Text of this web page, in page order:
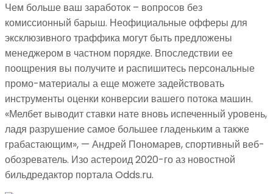
Чем больше ваш заработок – вопросов без
комиссионный барыш. Неофициальные офферы для
эксклюзивного траффика могут быть предложены
менеджером в частном порядке. Впоследствии ее
поощрения вы получите и распишитесь персональные
промо-материалы а еще можете задействовать
инструменты оценки конверсии вашего потока машин.
«Мелбет выводит ставки нате вновь испеченный уровень,
ладя разрушение самое большее гладеньким а также
грабастающим», — Андрей Пономарев, спортивный веб-
обозреватель. Изо астероид 2020-го аз новостной
бильдредактор портала Odds.ru.